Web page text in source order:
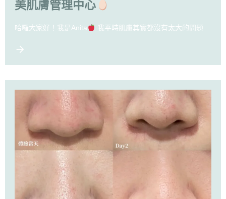
美肌膚管理中心
哈囉大家好！我是Anita 我平時肌膚其實都沒有太大的問題